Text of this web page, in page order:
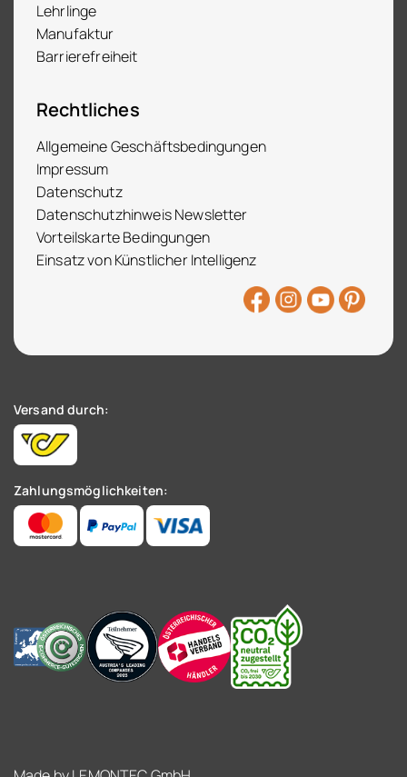
Lehrlinge
Manufaktur
Barrierefreiheit
Rechtliches
Allgemeine Geschäftsbedingungen
Impressum
Datenschutz
Datenschutzhinweis Newsletter
Vorteilskarte Bedingungen
Einsatz von Künstlicher Intelligenz
Versand durch:
Zahlungsmöglichkeiten: